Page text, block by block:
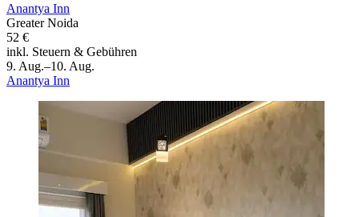
Anantya Inn
Greater Noida
52 €
inkl. Steuern & Gebühren
9. Aug.–10. Aug.
Anantya Inn